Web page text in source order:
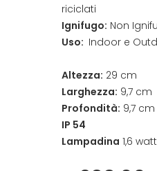
riciclati
Ignifugo: Non
Uso: Indoor e
Altezza: 29 cm
Larghezza: 9,7 cm
Profondità: 9,7 cm
IP 54
Lampadina 1,6